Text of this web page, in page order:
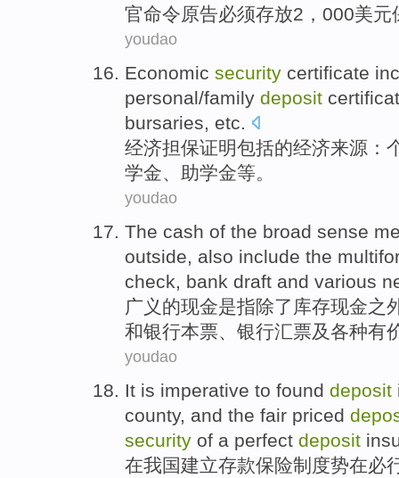
官命令原告必须存放2，000美元
youdao
Economic security certificate
personal/family deposit
bursaries, etc.
经济担保证明包括的经济来源 ：
学金、 助学金等。
youdao
The cash of the broad sense
outside, also include the
check, bank draft and various
广义 的现金是指除了 库存现金之
和银行本票、银行汇票及各种有
youdao
It is imperative to found deposit
county, and the fair priced
security of a perfect deposit
在我国建立存款保险制度势在必